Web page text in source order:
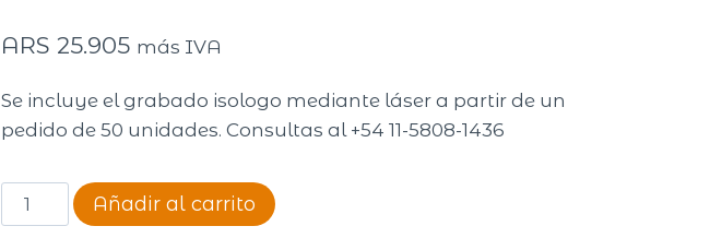
ARS 25.905 más IVA
Se incluye el grabado isologo mediante láser a partir de un
pedido de 50 unidades. Consultas al +54 11-5808-1436
Set
de
Añadir al carrito